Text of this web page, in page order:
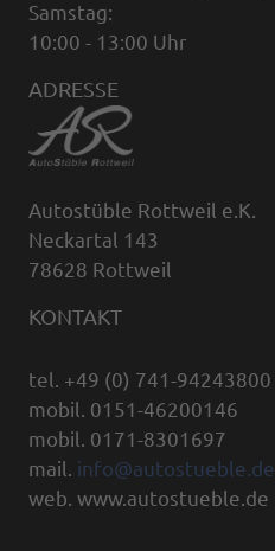
Samstag:
10:00 - 13:00 Uhr
ADRESSE
Autostüble Rottweil e.K.
Neckartal 143
78628 Rottweil
KONTAKT
tel. +49 (0) 741-94243800
mobil. 0151-46200146
mobil. 0171-8301697
mail. info@autostueble.de
web. www.autostueble.de